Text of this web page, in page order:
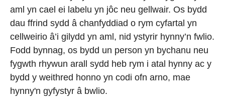
aml yn cael ei labelu yn jôc neu gellwair. Os bydd
dau ffrind sydd â chanfyddiad o rym cyfartal yn
cellweirio â’i gilydd yn aml, nid ystyrir hynny’n fwlio.
Fodd bynnag, os bydd un person yn bychanu neu
fygwth rhywun arall sydd heb rym i atal hynny ac y
bydd y weithred honno yn codi ofn arno, mae
hynny'n gyfystyr â bwlio.